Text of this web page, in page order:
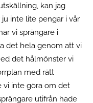
kan jag
inte lite pengar i vår
vi sprängare i
det hela genom att vi
det hålmönster vi
med rätt
vi inte göra om det
utifrån hade